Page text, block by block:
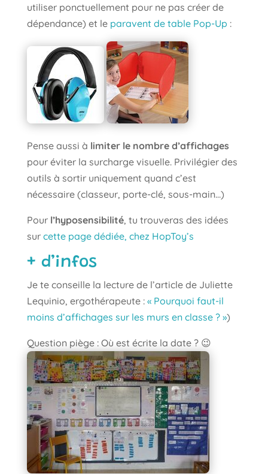
utiliser ponctuellement pour ne pas créer de
dépendance) et le paravent de table Pop-Up :
Pense aussi à limiter le nombre d’affichages
pour éviter la surcharge visuelle. Privilégier des
outils à sortir uniquement quand c’est
nécessaire (classeur, porte-clé, sous-main…)
Pour l’hyposensibilité, tu trouveras des idées
sur cette page dédiée, chez HopToy’s
+ d’infos
Je te conseille la lecture de l’article de Juliette
Lequinio, ergothérapeute : « Pourquoi faut-il
moins d’affichages sur les murs en classe ? »)
Question piège : Où est écrite la date ?​ 😉